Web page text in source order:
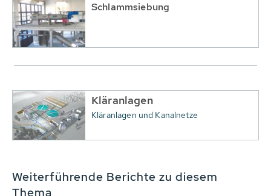
Schlammsiebung
Kläranlagen
Kläranlagen und Kanalnetze
Weiterführende Berichte zu diesem
Thema